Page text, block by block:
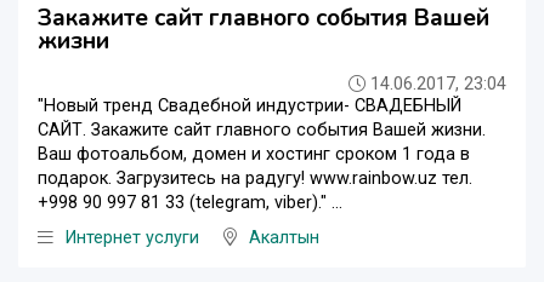
Закажите сайт главного события Вашей
жизни
14.06.2017, 23:04
"Новый тренд Свадебной индустрии- СВАДЕБНЫЙ
САЙТ. Закажите сайт главного события Вашей жизни.
Ваш фотоальбом, домен и хостинг сроком 1 года в
подарок. Загрузитесь на радугу! www.rainbow.uz тел.
+998 90 997 81 33 (telegram, viber)." ...
Интернет услуги
Акалтын